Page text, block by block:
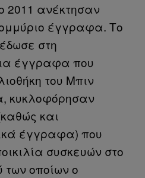
2011 ανέκτησαν
έγγραφα. Το
στη
έγγραφα που
του Μπιν
κυκλοφόρησαν
και
έγγραφα) που
συσκευών στο
των οποίων ο